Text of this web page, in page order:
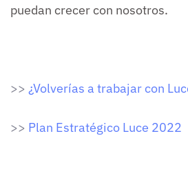
puedan crecer con nosotros.
>> ¿Volverías a trabajar con
>> Plan Estratégico Luce 2022